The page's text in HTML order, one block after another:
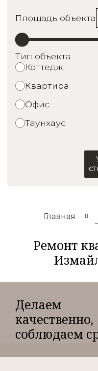
Площадь объекта
Тип объекта
Коттедж
Квартира
Офис
Таунхаус
Главная
Ремонт
Делаем
качественно,
соблюдаем